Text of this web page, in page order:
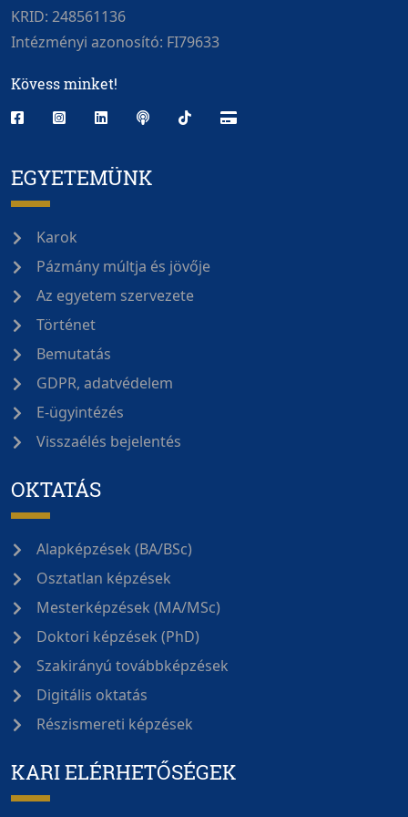
KRID: 248561136
Intézményi azonosító: FI79633
Kövess minket!
EGYETEMÜNK
Karok
Pázmány múltja és jövője
Az egyetem szervezete
Történet
Bemutatás
GDPR, adatvédelem
E-ügyintézés
Visszaélés bejelentés
OKTATÁS
Alapképzések (BA/BSc)
Osztatlan képzések
Mesterképzések (MA/MSc)
Doktori képzések (PhD)
Szakirányú továbbképzések
Digitális oktatás
Részismereti képzések
KARI ELÉRHETŐSÉGEK